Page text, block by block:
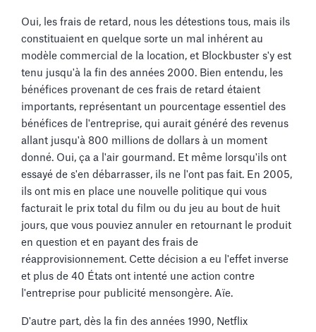
Oui, les frais de retard, nous les détestions tous, mais ils
constituaient en quelque sorte un mal inhérent au
modèle commercial de la location, et Blockbuster s'y est
tenu jusqu'à la fin des années 2000. Bien entendu, les
bénéfices provenant de ces frais de retard étaient
importants, représentant un pourcentage essentiel des
bénéfices de l'entreprise, qui aurait généré des revenus
allant jusqu'à 800 millions de dollars à un moment
donné. Oui, ça a l'air gourmand. Et même lorsqu'ils ont
essayé de s'en débarrasser, ils ne l'ont pas fait. En 2005,
ils ont mis en place une nouvelle politique qui vous
facturait le prix total du film ou du jeu au bout de huit
jours, que vous pouviez annuler en retournant le produit
en question et en payant des frais de
réapprovisionnement. Cette décision a eu l'effet inverse
et plus de 40 États ont intenté une action contre
l'entreprise pour publicité mensongère. Aïe.
D'autre part, dès la fin des années 1990, Netflix